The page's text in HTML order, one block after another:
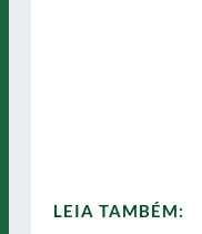
LEIA TAMBÉM: